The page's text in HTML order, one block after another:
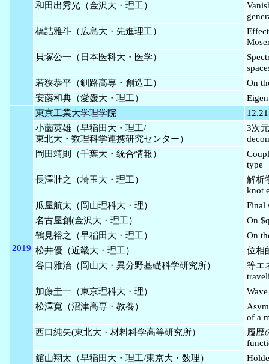
和田出秀光（金沢大・理工）
橋詰雅斗（広島大・先進理工）
貝塚公一（日本医科大・医学）
若狭恭平（釧路高専・創造工）
On
安藤和典（愛媛大・理工）
2019
東京工業大学理学院
小薗英雄（早稲田大・理工/
東北大・数理科学連携研究センター）
3次
岡田靖則（千葉大・統合情報）
type
長澤壯之（埼玉大・理工）
解析
knot
瓜屋航太（岡山理科大・理）
Final
名古屋創(金沢大・理工）
On
鶴見裕之（早稲田大・理工）
On
松井優（近畿大・理工）
位相
谷口雅治（岡山大・異分野基礎科学研究所）
等エ
加藤圭一（東京理科大・理）
松澤寛（沼津高専・教養）
of a
西口純矢(東北大・材料科学高等研究所）
履歴
舘山翔太（早稲田大・理工/東京大・数理）